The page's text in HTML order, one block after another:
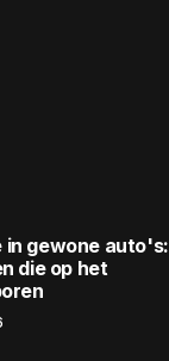
in gewone auto's:
die op het